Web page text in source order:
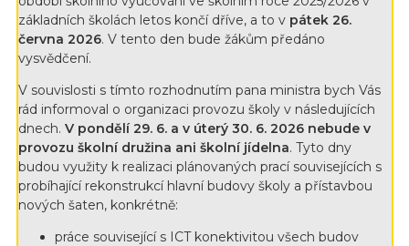
základních školách letos končí dříve, a to v pátek 26.
června 2026. V tento den bude žákům předáno
vysvědčení.
V souvislosti s tímto rozhodnutím pana ministra bych Vás
rád informoval o organizaci provozu školy v následujících
dnech. V pondělí 29. 6. a v úterý 30. 6. 2026 nebude v
provozu školní družina ani školní jídelna. Tyto dny
budou využity k realizaci plánovaných prací souvisejících s
probíhající rekonstrukcí hlavní budovy školy a přístavbou
nových šaten, konkrétně:
práce související s ICT konektivitou všech budov